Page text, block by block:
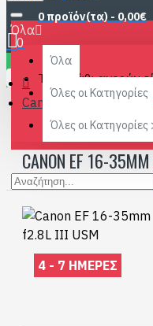
0 προϊόν(τα) - 0,00€
0
Το καλάθι αγορών
Όλα
Όλα
Όλες οι Κατηγορίες
Όλες οι
Canon EF 16-35mm
CANON EF 16-
4 - 7 ΗΜΈΡΕΣ